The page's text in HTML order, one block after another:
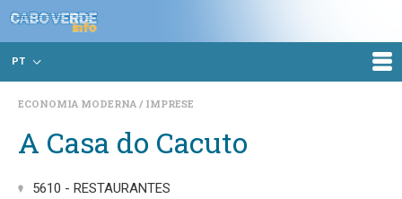
PT
ECONOMIA MODERNA IMPRESE
A Casa do Cacuto
5610 - RESTAURANTES